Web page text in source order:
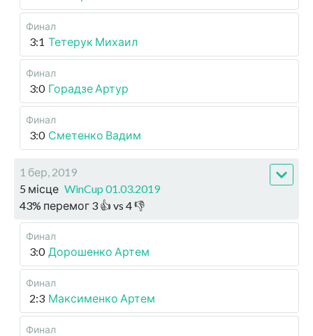
Финал
3:1 Тетерук Михаил
Финал
3:0 Горадзе Артур
Финал
3:0 Сметенко Вадим
1 бер, 2019
5 місце WinCup 01.03.2019
43% перемог 3 👍 vs 4👎
Финал
3:0 Дорошенко Артем
Финал
2:3 Максименко Артем
Финал